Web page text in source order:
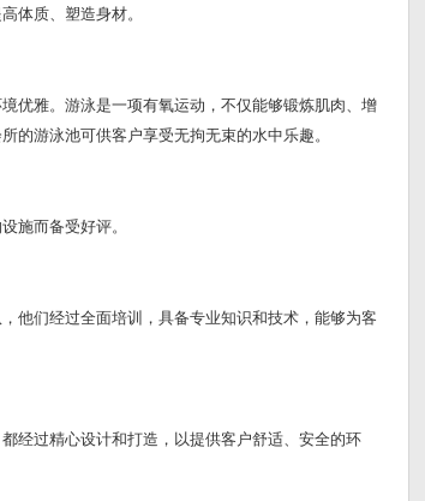
体质、塑造身材。
优雅。游泳是一项有氧运动，不仅能够锻炼肌肉、增
的游泳池可供客户享受无拘无束的水中乐趣。
施而备受好评。
他们经过全面培训，具备专业知识和技术，能够为客
经过精心设计和打造，以提供客户舒适、安全的环